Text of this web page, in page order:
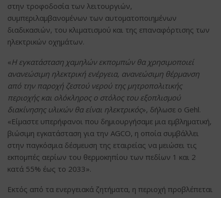
στην τροφοδοσία των λειτουργιών,
συμπεριλαμβανομένων των αυτοματοποιημένων
διαδικασιών, του κλιματισμού και της επαναφόρτισης των
ηλεκτρικών οχημάτων.
«Η εγκατάσταση χαμηλών εκπομπών θα χρησιμοποιεί
ανανεώσιμη ηλεκτρική ενέργεια, ανανεώσιμη θέρμανση
από την παροχή ζεστού νερού της μητροπολιτικής
περιοχής και ολόκληρος ο στόλος του εξοπλισμού
διακίνησης υλικών θα είναι ηλεκτρικός», δήλωσε ο Gehl.
«Είμαστε υπερήφανοι που δημιουργήσαμε μια εμβληματική,
βιώσιμη εγκατάσταση για την AGCO, η οποία συμβάλλει
στην παγκόσμια δέσμευση της εταιρείας να μειώσει τις
εκπομπές αερίων του θερμοκηπίου των πεδίων 1 και 2
κατά 55% έως το 2033».
Εκτός από τα ενεργειακά ζητήματα, η περιοχή προβλέπεται